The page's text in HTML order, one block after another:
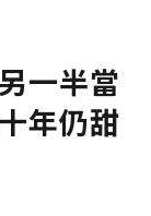
一半當
年仍甜